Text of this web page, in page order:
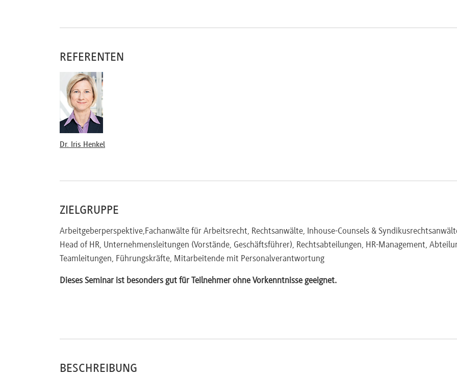
Praktische Übungen
Praxisfälle für personelle Einzelmaßnahmen
Besprechung von Fallbeispielen aus dem Teilnehmerkreis
Vorab-Einsendungen eigener Fallbeispiele per E-Mail sind möglich
REFERENTEN
Dr. Iris Henkel
ZIELGRUPPE
Arbeitgeberperspektive,Fachanwälte für Arbeitsrecht, Rechtsanwälte, Inhouse-Counsels &
Head of HR, Unternehmensleitungen (Vorstände, Geschäftsführer), Rechtsabteilungen, HR-Management,
Teamleitungen, Führungskräfte, Mitarbeitende mit Personalverantwortung
Dieses Seminar ist besonders gut für Teilnehmer ohne Vorkenntnisse geeignet.
BESCHREIBUNG